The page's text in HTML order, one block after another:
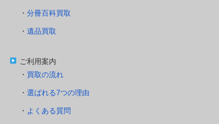
分冊百科買取
遺品買取
ご利用案内
買取の流れ
選ばれる7つの理由
よくある質問